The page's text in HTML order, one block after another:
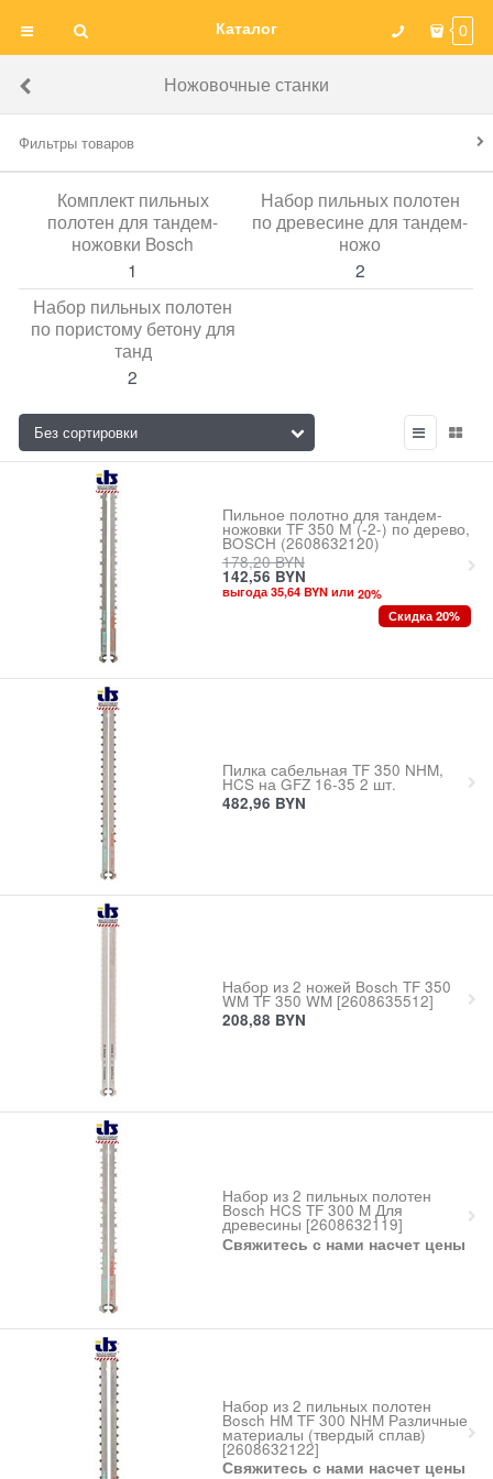
Каталог 0
Ножовочные станки
Фильтры товаров
Комплект пильных
полотен для тандем-
ножовки Bosch
1
Набор пильных полотен
по древесине для тандем-
ножо
2
Набор пильных полотен
по пористому бетону для
танд
2
Пильное полотно для тандем-
ножовки TF 350 М (-2-) по дерево,
BOSCH (2608632120)
178,20 BYN
142,56 BYN
выгода 35,64 BYN или 20%
Скидка 20%
Пилка сабельная TF 350 NHM,
HCS на GFZ 16-35 2 шт.
482,96 BYN
Набор из 2 ножей Bosch TF 350
WM TF 350 WM [2608635512]
208,88 BYN
Набор из 2 пильных полотен
Bosch HCS TF 300 M Для
древесины [2608632119]
Свяжитесь с нами насчет цены
Набор из 2 пильных полотен
Bosch HM TF 300 NHM Различные
материалы (твердый сплав)
[2608632122]
Свяжитесь с нами насчет цены